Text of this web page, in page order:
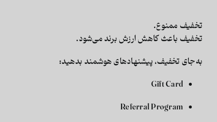
تخفیف ممنوع.
تخفیف باعث کاهش ارزش برند می‌شود.
به‌جای تخفیف، پیشنهادهای هوشمند بدهید:
Gift Card
Referral Program